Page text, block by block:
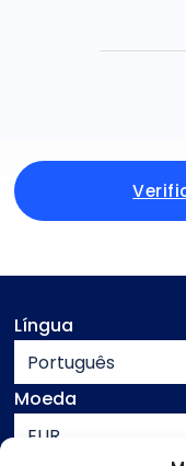
Língua
Português
Moeda
EUR